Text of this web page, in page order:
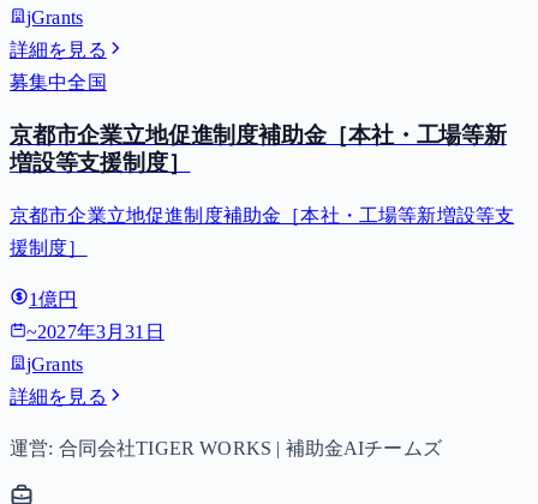
jGrants
詳細を見る
募集中全国
京都市企業立地促進制度補助金［本社・工場等新
増設等支援制度］
京都市企業立地促進制度補助金［本社・工場等新増設等支
援制度］
1億円
~2027年3月31日
jGrants
詳細を見る
運営: 合同会社TIGER WORKS | 補助金AIチームズ